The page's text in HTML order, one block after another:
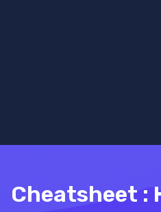
Cheatsheet :